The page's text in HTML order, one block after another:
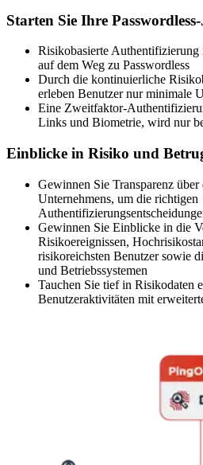
Starten Sie Ihre
Risikobasierte Authentifizierung
auf dem Weg zu Passwordless
Durch die kontinuierliche
erleben Benutzer nur minimale
Eine Zweitfaktor-
Links und Biometrie, wird nur
Einblicke in Risiko und
Gewinnen Sie Transparenz
Unternehmens, um die richtigen
Gewinnen Sie Einblicke in die
Risikoereignissen,
risikoreichsten Benutzer sowie
und Betriebssystemen
Tauchen Sie tief in Risikodaten
Benutzeraktivitäten mit